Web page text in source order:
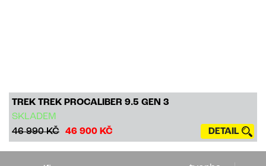
TREK TREK PROCALIBER 9.5 GEN 3
SKLADEM
46 990 KČ
46 900 KČ DETAIL